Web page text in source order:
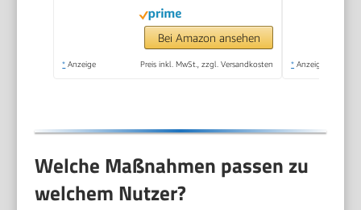
Thermostat |
Abtropfvorrichtung |
2000 Watt | Gastro |
Bei Amazon ansehen
* Anzeige Preis inkl. MwSt., zzgl. Versandkosten * Anzeige
Welche Maßnahmen passen zu
welchem Nutzer?